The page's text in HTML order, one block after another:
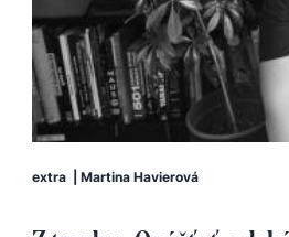
extra Martina Havierová